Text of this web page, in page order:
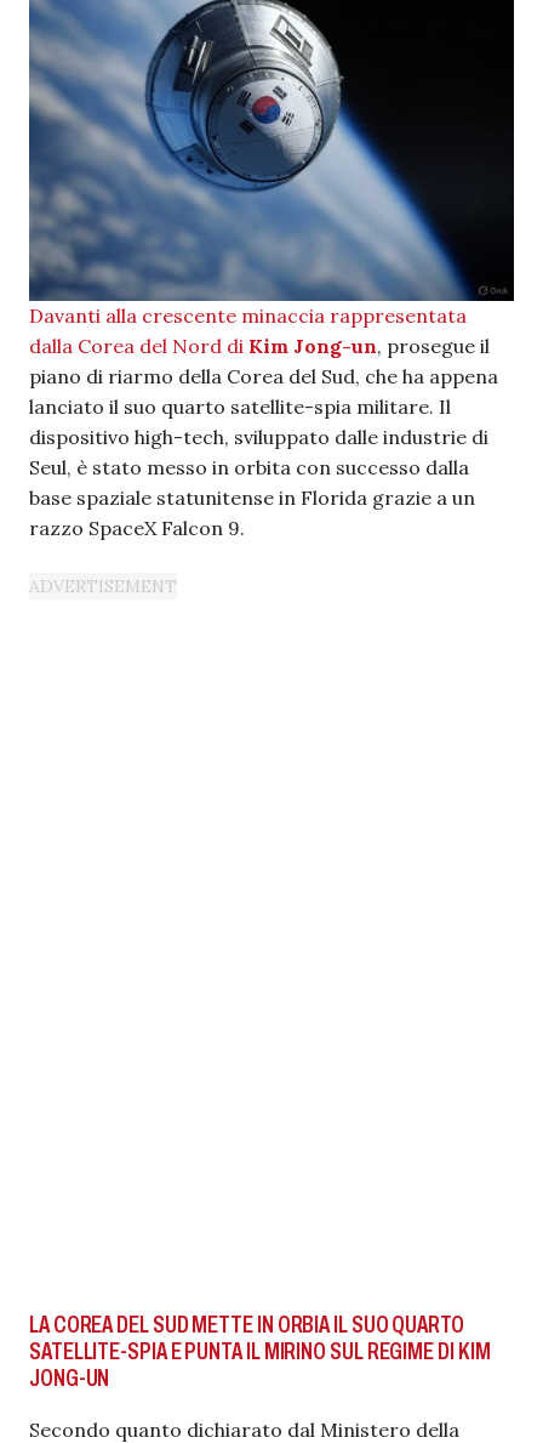
Davanti alla crescente minaccia rappresentata
dalla Corea del Nord di Kim Jong-un, prosegue il
piano di riarmo della Corea del Sud, che ha appena
lanciato il suo quarto satellite-spia militare. Il
dispositivo high-tech, sviluppato dalle industrie di
Seul, è stato messo in orbita con successo dalla
base spaziale statunitense in Florida grazie a un
razzo SpaceX Falcon 9.
LA COREA DEL SUD METTE IN ORBIA IL SUO QUARTO
SATELLITE-SPIA E PUNTA IL MIRINO SUL REGIME DI KIM
JONG-UN
Secondo quanto dichiarato dal Ministero della